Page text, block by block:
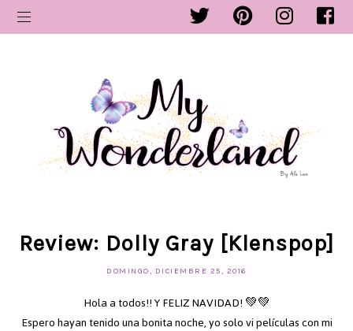
Review: Dolly Gray [Klenspop]
DOMINGO, DICIEMBRE 25, 2016
Hola a todos!! Y FELIZ NAVIDAD! 💚💚
Espero hayan tenido una bonita noche, yo solo vi películas con mi